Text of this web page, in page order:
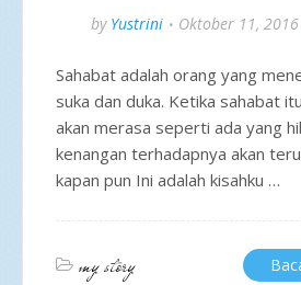
by Yustrini Oktober 11, 2016
Sahabat adalah orang yang
suka dan duka. Ketika sahabat
akan merasa seperti ada yang
kenangan terhadapnya akan
kapan pun Ini adalah kisahku …
my story